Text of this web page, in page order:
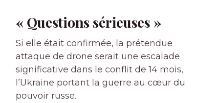
« Questions sérieuses »
Si elle était confirmée, la prétendue
attaque de drone serait une escalade
significative dans le conflit de 14 mois,
l’Ukraine portant la guerre au cœur du
pouvoir russe.